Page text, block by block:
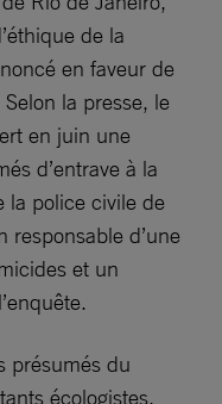
de la
en faveur de
la presse, le
en juin une
d’entrave à la
la police civile de
responsable d’une
et un
présumés du
écologistes,